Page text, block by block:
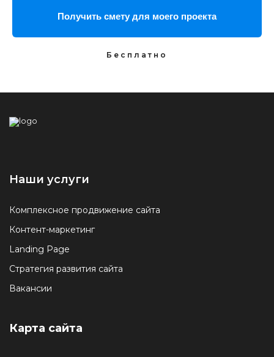
Получить смету для моего проекта
Наши услуги
Комплексное продвижение сайта
Контент-маркетинг
Landing Page
Стратегия развития сайта
Вакансии
Карта сайта